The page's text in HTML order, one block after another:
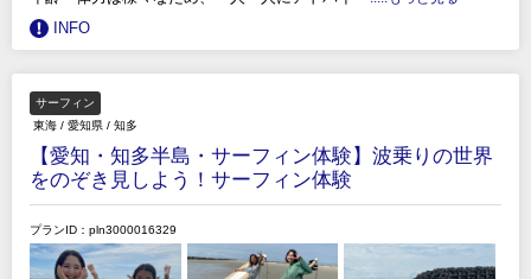
INFO
サーフィン
東海 / 愛知県 / 知多
【愛知・知多半島・サーフィン体験】波乗りの世界
をのぞき見しよう！サーフィン体験
プランID：pln3000016329